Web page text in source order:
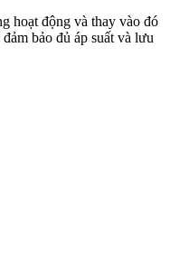
hoạt động và thay vào đó
bảo đủ áp suất và lưu